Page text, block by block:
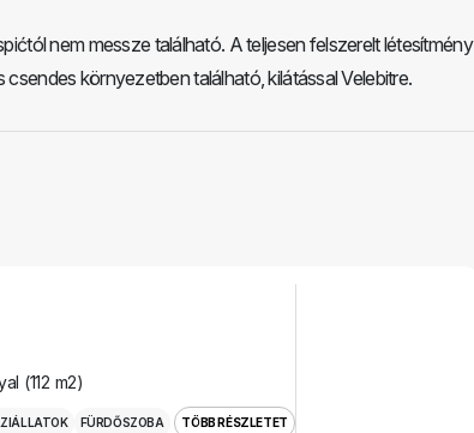
nem messze található. A teljesen felszerelt létesítmény
környezetben található, kilátással Velebitre.
(112 m2)
FÜRDŐSZOBA TÖBB RÉSZLETET